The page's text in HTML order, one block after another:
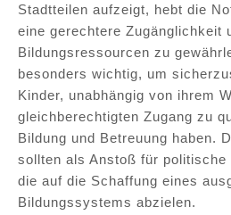
Stadtteilen aufzeigt, hebt die
eine gerechtere Zugänglichkeit
Bildungsressourcen zu
besonders wichtig, um
Kinder, unabhängig von ihrem
gleichberechtigten Zugang zu
Bildung und Betreuung haben.
sollten als Anstoß für politische
die auf die Schaffung eines
Bildungssystems abzielen.